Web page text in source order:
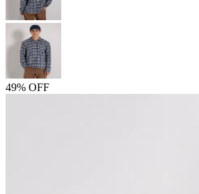
49% OFF